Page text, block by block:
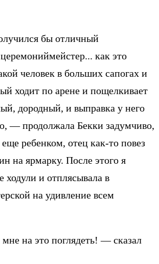
бы отличный
как это
человек в больших сапогах и
ходит по арене и пощелкивает
дородный, и выправка у него
— продолжала Бекки задумчиво,
ребенком, отец как-то повез
на ярмарку. После этого я
ходули и отплясывала в
на удивление всем
на это поглядеть! — сказал